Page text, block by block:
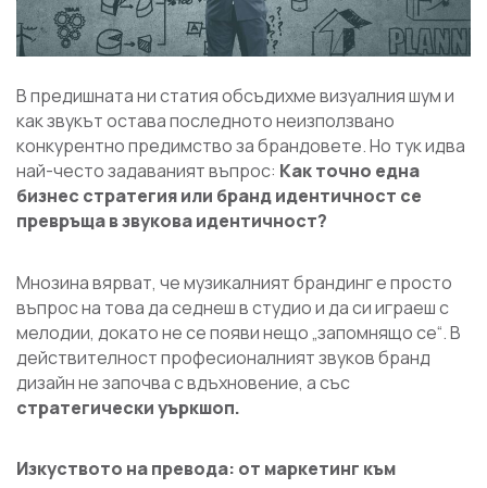
В предишната ни статия обсъдихме визуалния шум и
как звукът остава последното неизползвано
конкурентно предимство за брандовете. Но тук идва
най-често задаваният въпрос: Kак точно една
бизнес стратегия или бранд идентичност се
превръща в звукова идентичност?
Мнозина вярват, че музикалният брандинг е просто
въпрос на това да седнеш в студио и да си играеш с
мелодии, докато не се появи нещо „запомнящо се“. В
действителност професионалният звуков бранд
дизайн не започва с вдъхновение, а със
стратегически уъркшоп.
Изкуството на превода: от маркетинг към